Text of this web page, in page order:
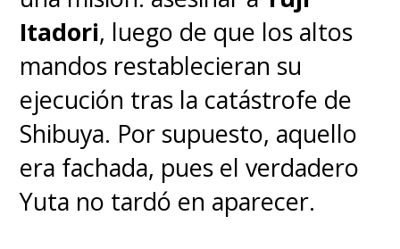
Itadori, luego de que los altos
mandos restablecieran su
ejecución tras la catástrofe de
Shibuya. Por supuesto, aquello
era fachada, pues el verdadero
Yuta no tardó en aparecer.